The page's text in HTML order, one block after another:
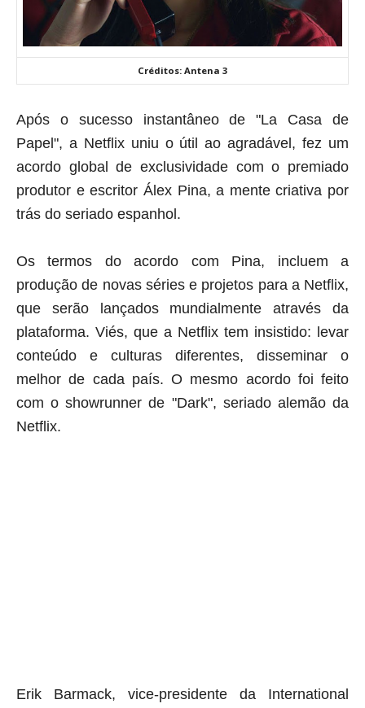
Créditos: Antena 3
Após o sucesso instantâneo de "La Casa de
Papel", a Netflix uniu o útil ao agradável, fez um
acordo global de exclusividade com o premiado
produtor e escritor Álex Pina, a mente criativa por
trás do seriado espanhol.
Os termos do acordo com Pina, incluem a
produção de novas séries e projetos para a Netflix,
que serão lançados mundialmente através da
plataforma. Viés, que a Netflix tem insistido: levar
conteúdo e culturas diferentes, disseminar o
melhor de cada país. O mesmo acordo foi feito
com o showrunner de "Dark", seriado alemão da
Netflix.
Erik Barmack, vice-presidente da International